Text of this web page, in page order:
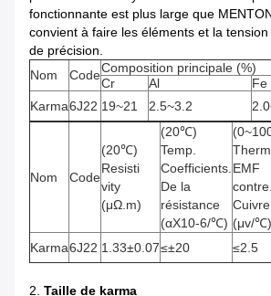
fonctionnante est plus large que
convient à faire les éléments et la
de précision.
Nom
CodeComposition principale (%)
Cr
Al Fe
Karma6J22 19~21 2.5~3.2
Nom Code
(20℃)
Resisti
vity
(μΩ.m)
(20℃)
Temp.
Coefficients.
De la
résistance
(αX10-6/℃)
EMF
contre.
Cuivre
(μv/℃)
Karma6J22 1.33±0.07≤±20 ≤2.5
2. Taille de karma